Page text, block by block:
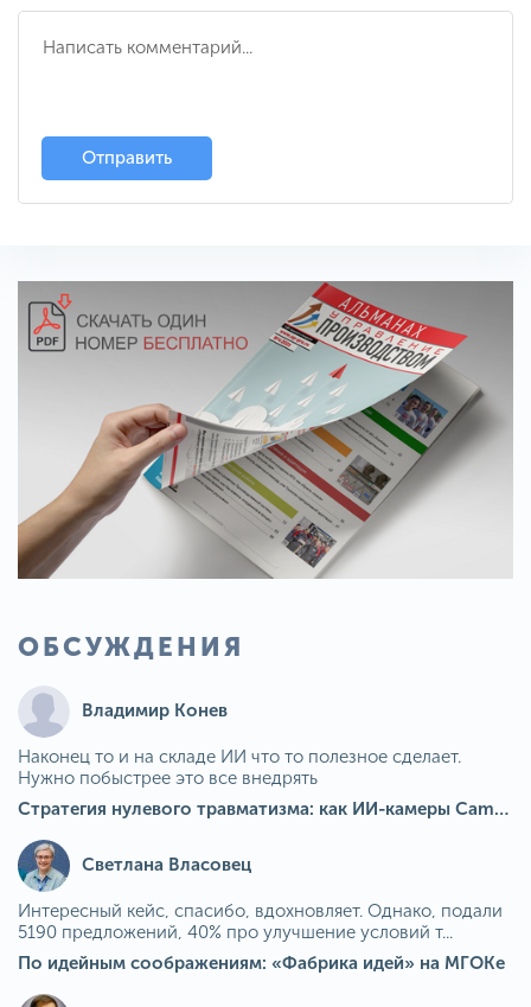
Отправить
ОБСУЖДЕНИЯ
Владимир Конев
Наконец то и на складе ИИ что то полезное сделает.
Нужно побыстрее это все внедрять
Стратегия нулевого травматизма: как ИИ-камеры Camkord снижают риск наезда на пешехода при работе на погрузчике
Светлана Власовец
Интересный кейс, спасибо, вдохновляет. Однако, подали
5190 предложений, 40% про улучшение условий т...
По идейным соображениям: «Фабрика идей» на МГОКе